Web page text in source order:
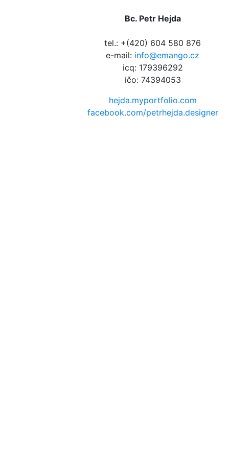
Bc. Petr Hejda
tel.: +(420) 604 580 876
e-mail: info@emango.cz
icq: 179396292
ičo: 74394053
hejda.myportfolio.com
facebook.com/petrhejda.designer